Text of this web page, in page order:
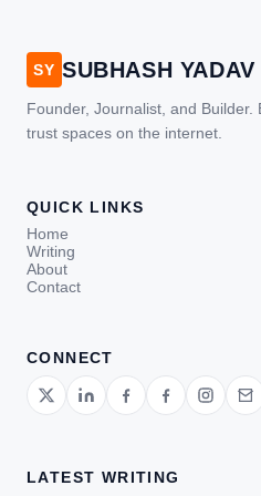
including enemy
and unmanned
SY SUBHASH YADAV
Founder, Journalist, and Builder.
trust spaces on the internet.
QUICK LINKS
Home
Writing
About
Contact
CONNECT
LATEST WRITING